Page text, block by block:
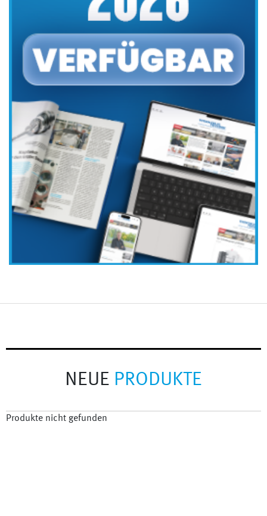
NEUE PRODUKTE
Produkte nicht gefunden